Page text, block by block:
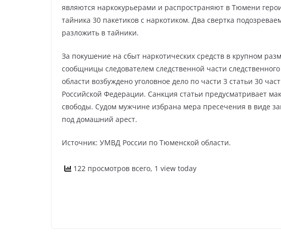
являются наркокурьерами и распространяют в Тюмени
тайника 30 пакетиков с наркотиком. Два свертка
разложить в тайники.
За покушение на сбыт наркотических средств в крупном
сообщницы следователем следственной части
области возбуждено уголовное дело по части 3 статьи 30
Российской Федерации. Санкция статьи предусматривает
свободы. Судом мужчине избрана мера пресечения в виде
под домашний арест.
Источник: УМВД России по Тюменской области.
122 просмотров всего, 1 view today